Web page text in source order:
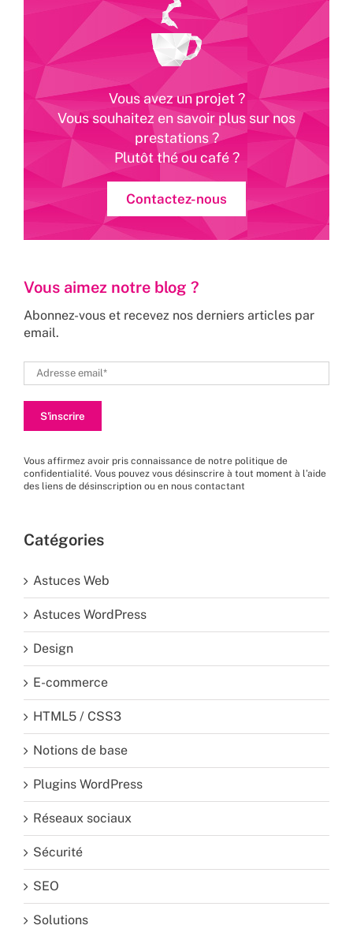
Vous avez un projet ?
Vous souhaitez en savoir plus sur nos
prestations ?
Plutôt thé ou café ?
Contactez-nous
Vous aimez notre blog ?
Abonnez-vous et recevez nos derniers articles par
email.
Vous affirmez avoir pris connaissance de notre politique de
confidentialité. Vous pouvez vous désinscrire à tout moment à l’aide
des liens de désinscription ou en nous contactant
Catégories
Astuces Web
Astuces WordPress
Design
E-commerce
HTML5 / CSS3
Notions de base
Plugins WordPress
Réseaux sociaux
Sécurité
SEO
Solutions